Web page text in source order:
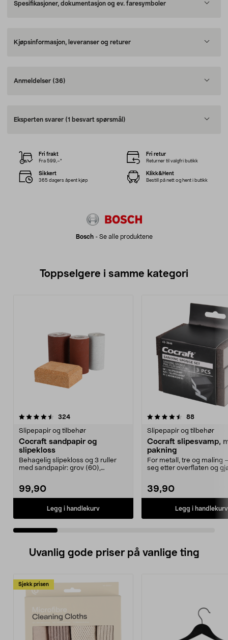
Spesifikasjoner, dokumentasjon og ev. faresymboler
Kjøpsinformasjon, leveranser og returer
Anmeldelser (36)
Eksperten svarer (1 besvart spørsmål)
Bosch- Se alle produktene
Fri frakt
Fra 599,–*
Fri retur
Returner til valgfri butikk
Sikkert
365 dagers åpent kjøp
Klikk&Hent
Bestill på nett og hent i butikk
Toppselgere i samme kategori
324anmeldelser
Slipepapir og tilbehør
Cocraft sandpapir og
slipekloss
Behagelig slipekloss og 3 ruller
med sandpapir: grov (60),
99,90
Legg i handlekurv
4.5 av 5 stjerner 88
Slipepapir og tilbehør
Cocraft slipesvamp,
pakning
For metall, tre og maling
seg etter overflaten og
39,90
Legg i handlekurv
4.5 av 5 stjerner
Uvanlig gode priser på vanlige ting
Sjekk prisen